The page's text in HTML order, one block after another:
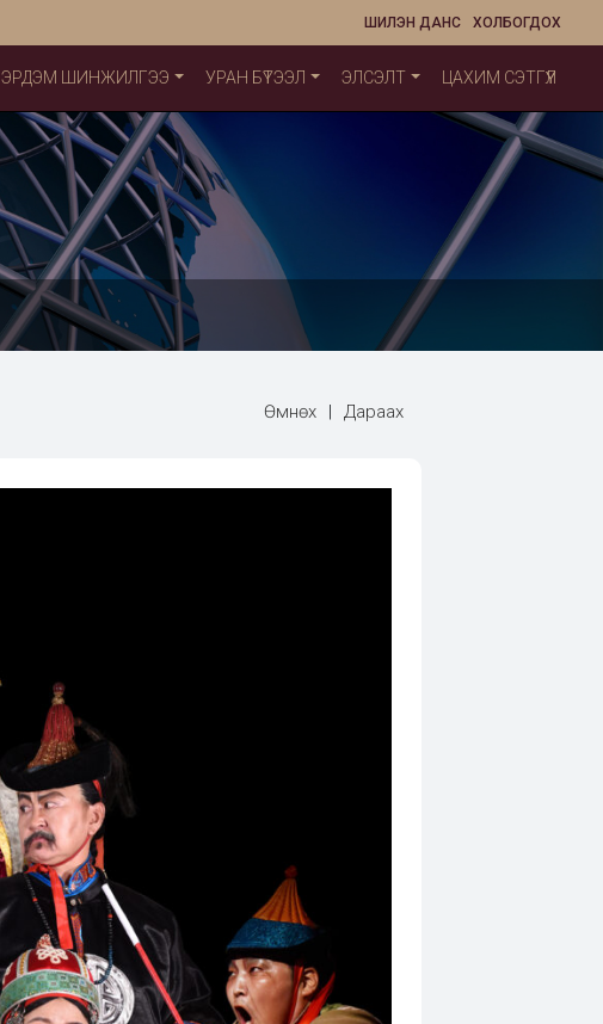
ХОЛБОГДОХ
ШИЛЭН ДАНС
ЭРДЭМ ШИНЖИЛГЭЭ УРАН БҮТЭЭЛ ЭЛСЭЛТ ЦАХИМ СЭТГҮҮЛ
Өмнөх | Дараах